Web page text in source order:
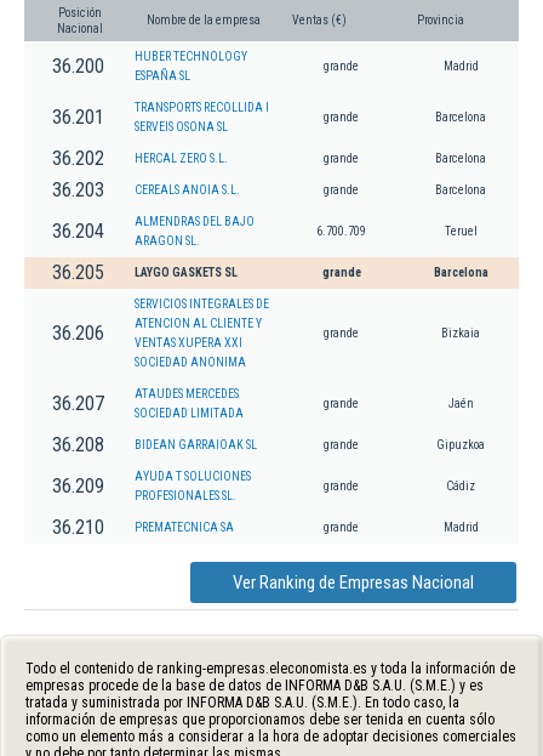
Posición
Nacional
Nombre de la empresa Ventas (€) Provincia
36.200
HUBER TECHNOLOGY
ESPAÑA SL
grande Madrid
36.201
TRANSPORTS RECOLLIDA I
SERVEIS OSONA SL
grande Barcelona
36.202 HERCAL ZERO S.L. grande Barcelona
36.203 CEREALS ANOIA S.L. grande Barcelona
36.204
ALMENDRAS DEL BAJO
ARAGON SL.
6.700.709 Teruel
36.205 LAYGO GASKETS SL grande Barcelona
36.206
SERVICIOS INTEGRALES DE
ATENCION AL CLIENTE Y
VENTAS XUPERA XXI
SOCIEDAD ANONIMA
grande Bizkaia
36.207
ATAUDES MERCEDES
SOCIEDAD LIMITADA
grande Jaén
36.208 BIDEAN GARRAIOAK SL grande Gipuzkoa
36.209
AYUDA T SOLUCIONES
PROFESIONALES SL.
grande Cádiz
36.210 PREMATECNICA SA grande Madrid
Ver Ranking de Empresas Nacional
Todo el contenido de ranking-empresas.eleconomista.es y toda la información de
empresas procede de la base de datos de INFORMA D&B S.A.U. (S.M.E.) y es
tratada y suministrada por INFORMA D&B S.A.U. (S.M.E.). En todo caso, la
información de empresas que proporcionamos debe ser tenida en cuenta sólo
como un elemento más a considerar a la hora de adoptar decisiones comerciales